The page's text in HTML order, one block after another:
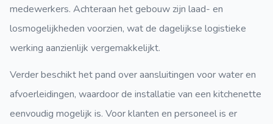
medewerkers. Achteraan het gebouw zijn laad- en
losmogelijkheden voorzien, wat de dagelijkse logistieke
werking aanzienlijk vergemakkelijkt.
Verder beschikt het pand over aansluitingen voor water en
afvoerleidingen, waardoor de installatie van een kitchenette
eenvoudig mogelijk is. Voor klanten en personeel is er